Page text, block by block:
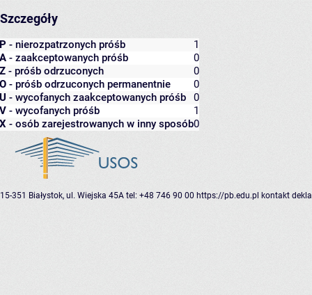
Szczegóły
P - nierozpatrzonych próśb
1
A - zaakceptowanych próśb
0
Z - próśb odrzuconych
0
O - próśb odrzuconych permanentnie
0
U - wycofanych zaakceptowanych próśb
0
V - wycofanych próśb
1
X - osób zarejestrowanych w inny sposób0
15-351 Białystok, ul. Wiejska 45A tel: +48 746 90 00 https://pb.edu.pl kontakt